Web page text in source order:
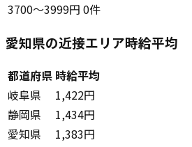
3700〜3999円 0件
愛知県の近接エリア時給平均
都道府県 時給平均
岐阜県
1,422円
静岡県
1,434円
愛知県
1,383円